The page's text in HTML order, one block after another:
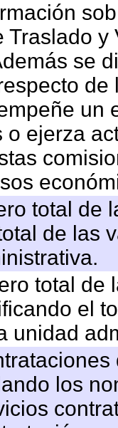
Traslado
se
un
o ejerza
total de
de las
total de
el
unidad
los